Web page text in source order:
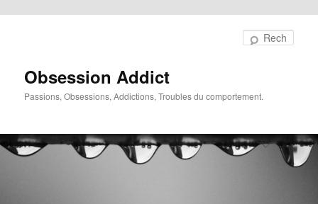
Obsession Addict
Passions, Obsessions, Addictions, Troubles du comportement.